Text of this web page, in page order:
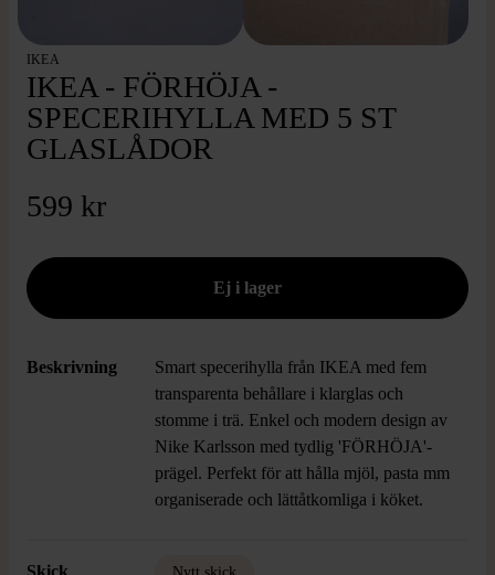
IKEA
IKEA - FÖRHÖJA -
SPECERIHYLLA MED 5 ST
GLASLÅDOR
599 kr
Beskrivning
Smart specerihylla från IKEA med fem
transparenta behållare i klarglas och
stomme i trä. Enkel och modern design av
Nike Karlsson med tydlig 'FÖRHÖJA'-
prägel. Perfekt för att hålla mjöl, pasta mm
organiserade och lättåtkomliga i köket.
Skick